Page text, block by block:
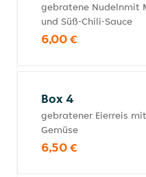
gebratene Nudelnmit
und Süß-Chili-Sauce
6,00 €
Box 4
gebratener Eierreis
Gemüse
6,50 €